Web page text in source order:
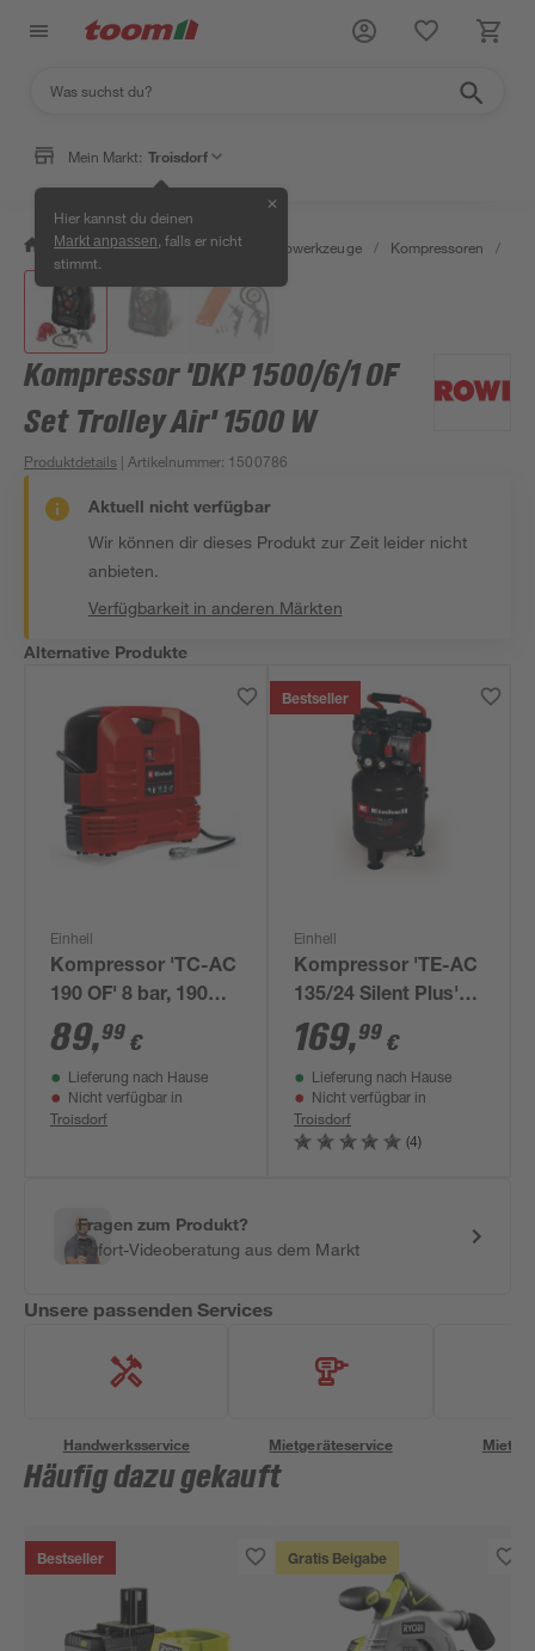
Mein Markt: Troisdorf
Hier kannst du deinen
Markt anpassen , falls er nicht
stimmt.
✕
/ Werkstatt & Maschinen / Elektrowerkzeuge / Kompressoren /
Kompressor 'DKP 1500/6/1 OF
Set Trolley Air' 1500 W
Produktdetails | Artikelnummer: 1500786
Aktuell nicht verfügbar
Wir können dir dieses Produkt zur Zeit leider nicht
anbieten.
Verfügbarkeit in anderen Märkten
Alternative Produkte
Einhell
Kompressor 'TC-AC
190 OF' 8 bar, 190
l/min
89,99 €
Lieferung nach Hause
Nicht verfügbar in
Troisdorf
Bestseller
Einhell
Kompressor 'TE-AC
135/24 Silent Plus'
750 W
169,99 €
Lieferung nach Hause
Nicht verfügbar in
Troisdorf
(4)
Fragen zum Produkt?
Sofort-Videoberatung aus dem Markt
Unsere passenden Services
Handwerksservice Mietgeräteservice
Häufig dazu gekauft
Bestseller Gratis Beigabe